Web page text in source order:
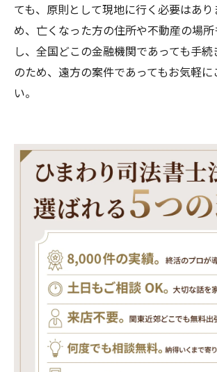
ても、原則として現地に行く必要はあ
め、亡くなった方の住所や不動産の場
し、全国どこの金融機関であっても手続
のため、遠方の案件であってもお気軽に
い。